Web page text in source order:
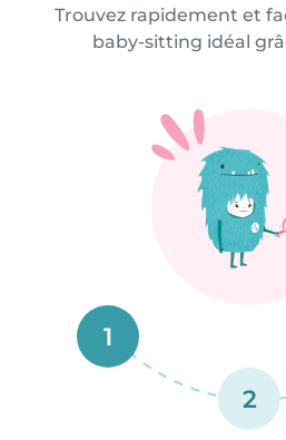
Trouvez rapidement et
baby-sitting idéal
1
2